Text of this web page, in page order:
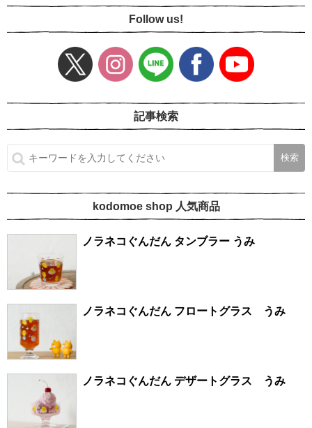
Follow us!
記事検索
kodomoe shop 人気商品
ノラネコぐんだん タンブラー うみ
ノラネコぐんだん フロートグラス うみ
ノラネコぐんだん デザートグラス うみ